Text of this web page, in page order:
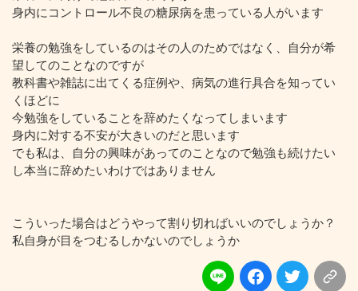
身内にコントロール不良の糖尿病を患っている人がいます
栄養の勉強をしているのはその人のためではなく、自分が希
望してのことなのですが
教科書や雑誌に出てくる症例や、病気の進行具合を知ってい
くほどに
今勉強をしていることを辞めたくなってしまいます
身内に対する不安が大きいのだと思います
でも私は、自分の興味があってのことなので勉強も続けたい
し本当に辞めたいわけではありません
こういった場合はどうやって割り切ればいいのでしょうか？
私自身が目をつむるしかないのでしょうか